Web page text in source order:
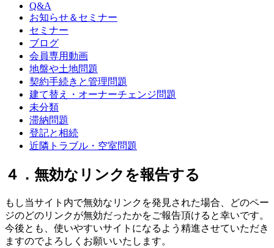
Q&A
お知らせ＆セミナー
セミナー
ブログ
会員専用動画
地盤や土地問題
契約手続きと管理問題
建て替え・オーナーチェンジ問題
未分類
滞納問題
登記と相続
近隣トラブル・空室問題
４．無効なリンクを報告する
もし当サイト内で無効なリンクを発見された場合、どのペー
ジのどのリンクが無効だったかをご報告頂けると幸いです。
今後とも、使いやすいサイトになるよう精進させていただき
ますのでよろしくお願いいたします。